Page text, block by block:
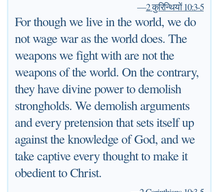
—2 कुरिन्थियों 10:3-5
For though we live in the world, we do
not wage war as the world does. The
weapons we fight with are not the
weapons of the world. On the contrary,
they have divine power to demolish
strongholds. We demolish arguments
and every pretension that sets itself up
against the knowledge of God, and we
take captive every thought to make it
obedient to Christ.